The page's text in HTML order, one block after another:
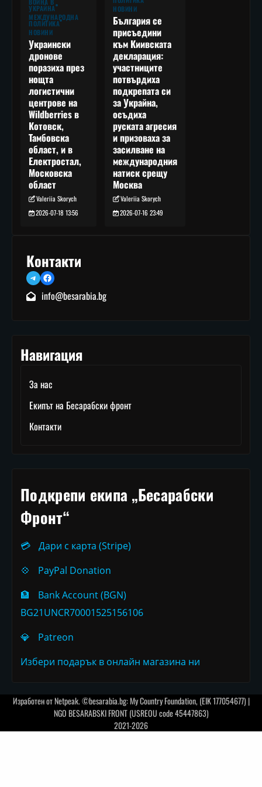
УКРАЙНА
МЕЖДУНАРОДНА
ПОЛИТИКА
НОВИНИ
Украински
дронове
поразиха през
нощта
логистични
центрове на
Wildberries в
Котовск,
Тамбовска
област, и в
Електростал,
Московска
област
Valeriia Skorych
2026-07-18 13:56
НОВИНИ
България се
присъедини
към Киивската
декларация:
участниците
потвърдиха
подкрепата си
за Украйна,
осъдиха
руската агресия
и призоваха за
засилване на
международния
натиск срещу
Москва
Valeriia Skorych
2026-07-16 23:49
Контакти
TelegramFacebook
info@besarabia.bg
Навигация
За нас
Екипът на Бесарабски фронт
Контакти
Подкрепи екипа „Бесарабски
Фронт“
💳
Дари с карта (Stripe)
💠
PayPal Donation
🏦
Bank Account (BGN)
BG21UNCR70001525156106
💎
Patreon
Избери подарък в онлайн магазина ни
Изработен отNetpeak. ©besarabia.bg: My Country Foundation, (EIK 177054677) |
NGO BESARABSKI FRONT (USREOU code 45447863)
2021-2026